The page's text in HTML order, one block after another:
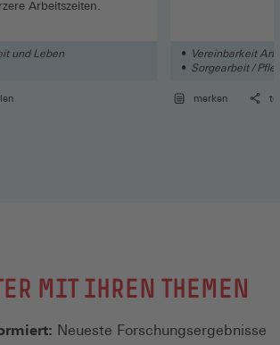
Arbeitszeiten.
und Leben
Vereinbarkeit
Sorgearbeit /
merken
MIT IHREN THEMEN
Neueste Forschungsergebnisse